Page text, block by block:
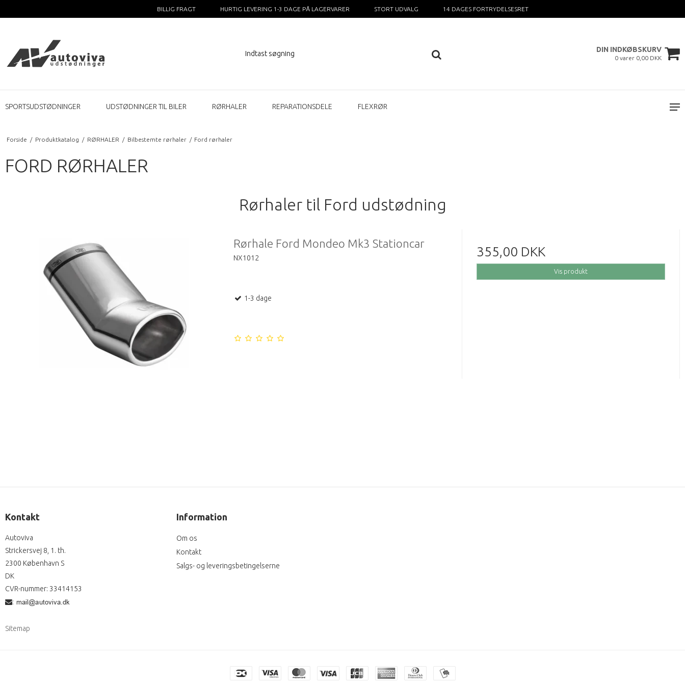
BILLIG FRAGT HURTIG LEVERING 1-3 DAGE PÅ LAGERVARER STORT UDVALG 14 DAGES FORTRYDELSESRET
DIN INDKØBSKURV
0 varer 0,00 DKK
SPORTSUDSTØDNINGER UDSTØDNINGER TIL BILER RØRHALER REPARATIONSDELE FLEXRØR
Forside / Produktkatalog / RØRHALER / Bilbestemte rørhaler / Ford rørhaler
FORD RØRHALER
Rørhaler til Ford udstødning
Rørhale Ford Mondeo Mk3 Stationcar
NX1012
1-3 dage
355,00 DKK
Vis produkt
Kontakt
Autoviva
Strickersvej 8, 1. th.
2300 København S
DK
CVR-nummer: 33414153
:
Sitemap
Information
Om os
Kontakt
Salgs- og leveringsbetingelserne